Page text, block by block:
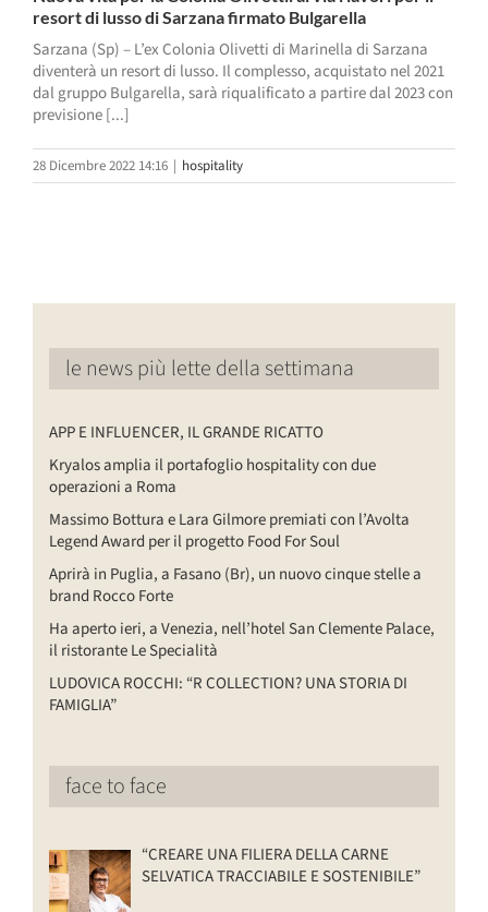
resort di lusso di Sarzana firmato Bulgarella
Sarzana (Sp) – L’ex Colonia Olivetti di Marinella di Sarzana
diventerà un resort di lusso. Il complesso, acquistato nel 2021
dal gruppo Bulgarella, sarà riqualificato a partire dal 2023 con
previsione [...]
28 Dicembre 2022 14:16 | hospitality
le news più lette della settimana
APP E INFLUENCER, IL GRANDE RICATTO
Kryalos amplia il portafoglio hospitality con due
operazioni a Roma
Massimo Bottura e Lara Gilmore premiati con l’Avolta
Legend Award per il progetto Food For Soul
Aprirà in Puglia, a Fasano (Br), un nuovo cinque stelle a
brand Rocco Forte
Ha aperto ieri, a Venezia, nell’hotel San Clemente Palace,
il ristorante Le Specialità
LUDOVICA ROCCHI: “R COLLECTION? UNA STORIA DI
FAMIGLIA”
face to face
“CREARE UNA FILIERA DELLA CARNE
SELVATICA TRACCIABILE E SOSTENIBILE”